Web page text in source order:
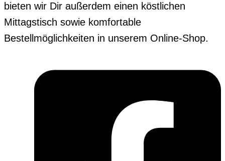
bieten wir Dir außerdem einen köstlichen
Mittagstisch sowie komfortable
Bestellmöglichkeiten in unserem Online-Shop.